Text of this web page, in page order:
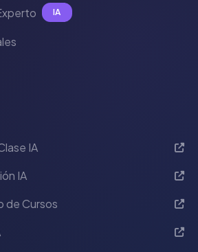
IA
IA
IA
de Cursos